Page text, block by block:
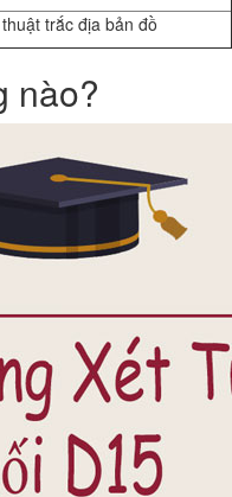
thuật trắc địa bản đồ
nào?